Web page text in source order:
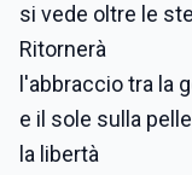
si vede oltre le
Ritornerà
l'abbraccio tra la
e il sole sulla
la libertà